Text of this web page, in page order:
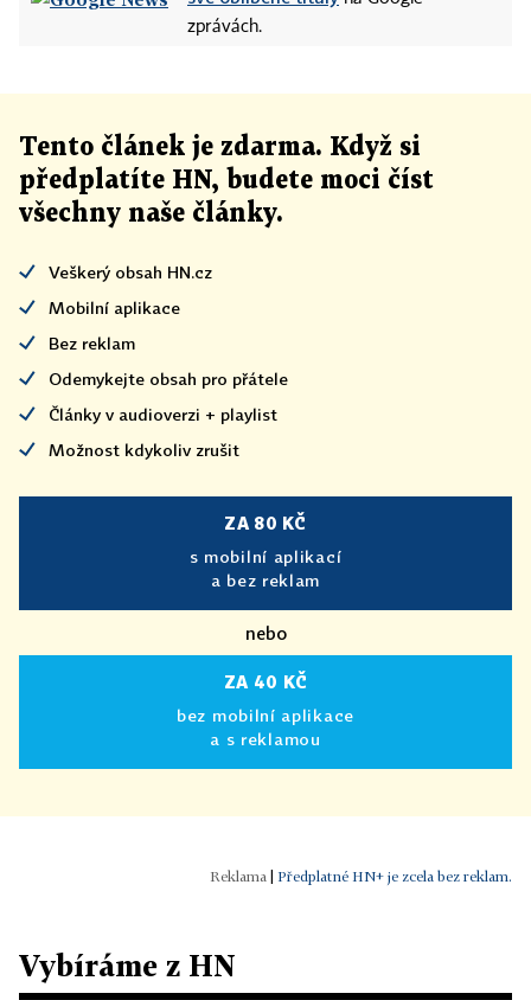
zprávách.
Tento článek je zdarma. Když si
předplatíte HN, budete moci číst
všechny naše články.
Veškerý obsah HN.cz
Mobilní aplikace
Bez reklam
Odemykejte obsah pro přátele
Články v audioverzi + playlist
Možnost kdykoliv zrušit
ZA 80 KČ
s mobilní aplikací
a bez reklam
nebo
ZA 40 KČ
bez mobilní aplikace
a s reklamou
Předplatné HN+ je zcela bez reklam.
Vybíráme z HN